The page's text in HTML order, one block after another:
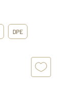
DPE